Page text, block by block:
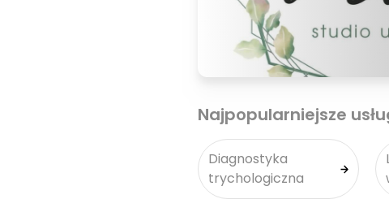
Najpopularniejsze
Diagnostyka
trychologiczna